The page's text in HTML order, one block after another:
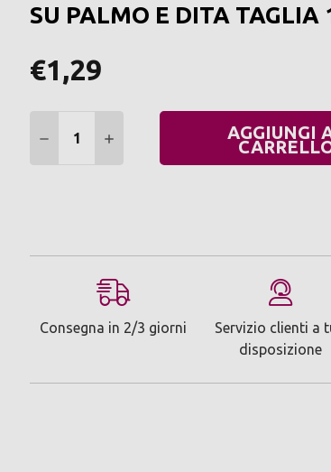
SU PALMO E DITA TAGLIA
€1,29
DIMINUIRE QUANTITÀ:
AUMENTARE QUANTITÀ:
AGGIUNGI
Consegna in 2/3 giorni
Servizio clienti a
disposizione